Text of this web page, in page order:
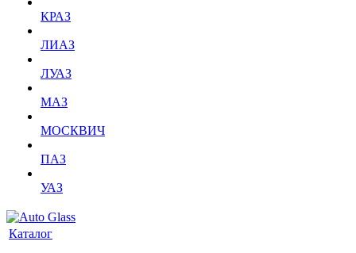
КРАЗ
ЛИАЗ
ЛУАЗ
МАЗ
МОСКВИЧ
ПАЗ
УАЗ
Каталог